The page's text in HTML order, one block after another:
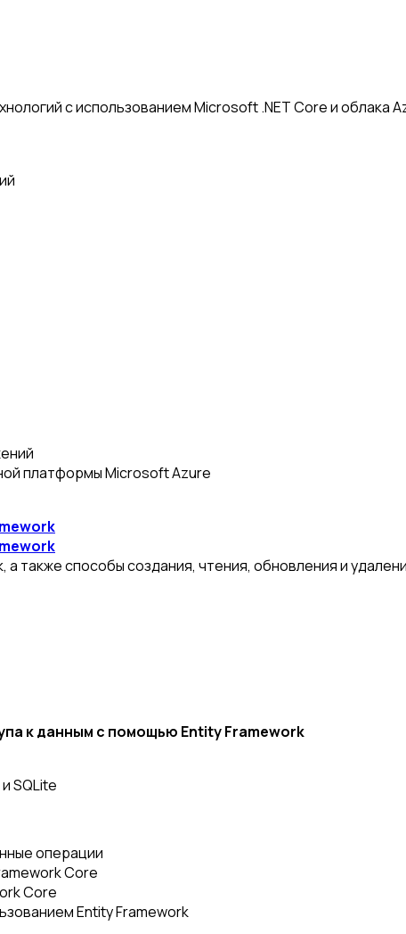
с использованием Microsoft .NET Core и облака
платформы Microsoft Azure
также способы создания, чтения, обновления и
к данным с помощью Entity Framework
SQLite
операции
Core
Core
Entity Framework